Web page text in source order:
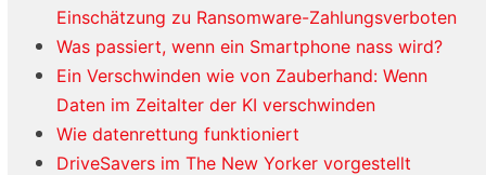
Einschätzung zu Ransomware-Zahlungsverboten
Was passiert, wenn ein Smartphone nass wird?
Ein Verschwinden wie von Zauberhand: Wenn
Daten im Zeitalter der KI verschwinden
Wie datenrettung funktioniert
DriveSavers im The New Yorker vorgestellt